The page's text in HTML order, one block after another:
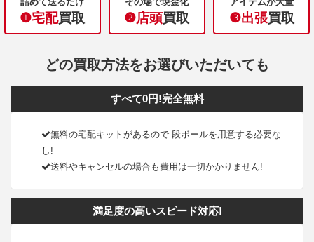
❶宅配買取 ❷店頭買取 ❸出張買取
どの買取方法をお選びいただいても
すべて0円!完全無料
無料の宅配キットがあるので 段ボールを用意する必要な
し!
送料やキャンセルの場合も費用は一切かかりません!
満足度の高いスピード対応!